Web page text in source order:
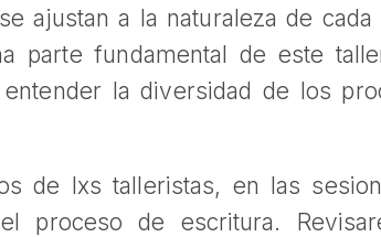
ajustan a la naturaleza de
parte fundamental de este
la diversidad de los
de lxs talleristas, en las
proceso de escritura.